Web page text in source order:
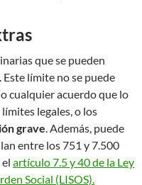
que se pueden
límite no se puede
cualquier acuerdo que lo
legales, o los
grave. Además, puede
entre los 751 y 7.500
artículo 7.5 y 40 de la Ley
Social (LISOS).